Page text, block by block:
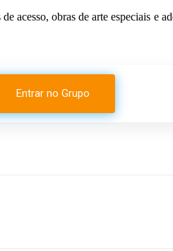
acesso, obras de arte especiais e
Entrar no Grupo